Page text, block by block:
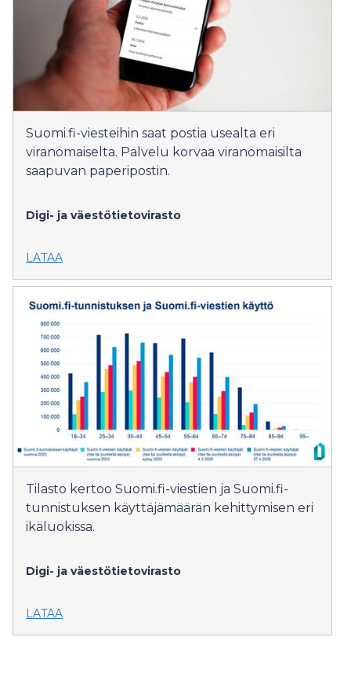
Suomi.fi-viesteihin saat postia usealta eri
viranomaiselta. Palvelu korvaa viranomaisilta
saapuvan paperipostin.
Digi- ja väestötietovirasto
LATAA
Tilasto kertoo Suomi.fi-viestien ja Suomi.fi-
tunnistuksen käyttäjämäärän kehittymisen eri
ikäluokissa.
Digi- ja väestötietovirasto
LATAA